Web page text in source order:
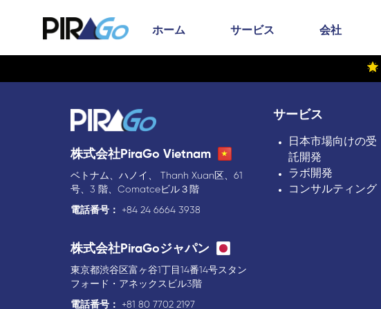
ホーム サービス 会社
株式会社PiraGo Vietnam
ベトナム、ハノイ、 Thanh Xuan区、61
号、3 階、Comatceビル３階
電話番号：
+84 24 6664 3938
株式会社PiraGoジャパン
東京都渋谷区富ヶ谷1丁目14番14号スタン
フォード・アネックスビル3階
電話番号：
+81 80 7702 2197
サービス
日本市場向けの受
託開発
ラボ開発
コンサルティング